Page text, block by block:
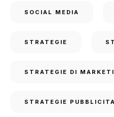
SOCIAL MEDIA
STRATEGIE
STRATEGIE DI
STRATEGIE